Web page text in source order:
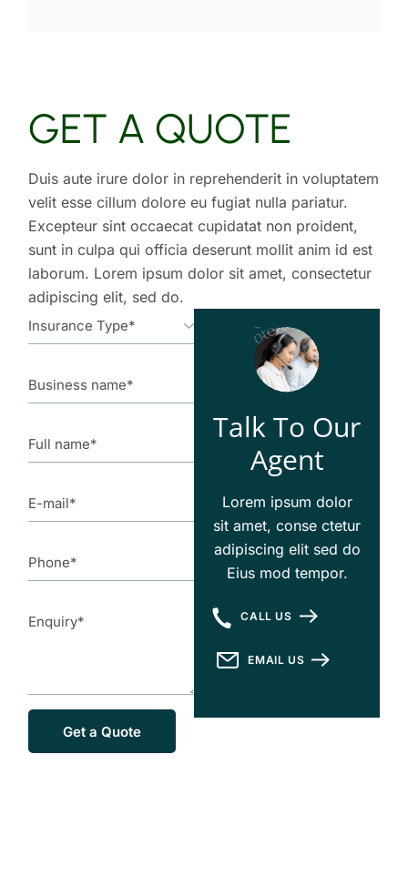
Get a Quote
Talk To Our
Agent
Lorem ipsum dolor
sit amet, conse ctetur
adipiscing elit sed do
Eius mod tempor.
CALL US
EMAIL US
GET A QUOTE
Duis aute irure dolor in reprehenderit in voluptatem
velit esse cillum dolore eu fugiat nulla pariatur.
Excepteur sint occaecat cupidatat non proident,
sunt in culpa qui officia deserunt mollit anim id est
laborum. Lorem ipsum dolor sit amet, consectetur
adipiscing elit, sed do.